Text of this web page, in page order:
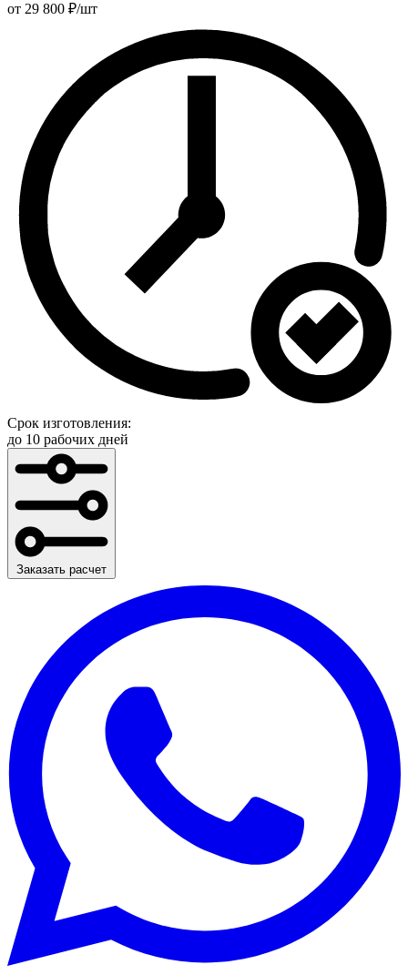
от 29 800 ₽/шт
Срок изготовления:
до 10 рабочих дней
Заказать расчет